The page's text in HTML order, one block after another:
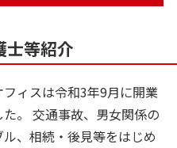
士等紹介
フィスは令和3年9月に開業
た。 交通事故、男女関係の
ル、相続・後見等をはじめ